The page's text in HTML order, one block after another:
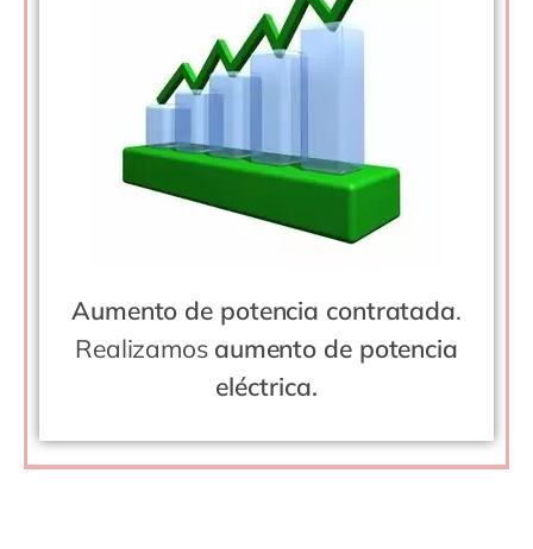
Aumento de potencia contratada.
Realizamos aumento de potencia
eléctrica.